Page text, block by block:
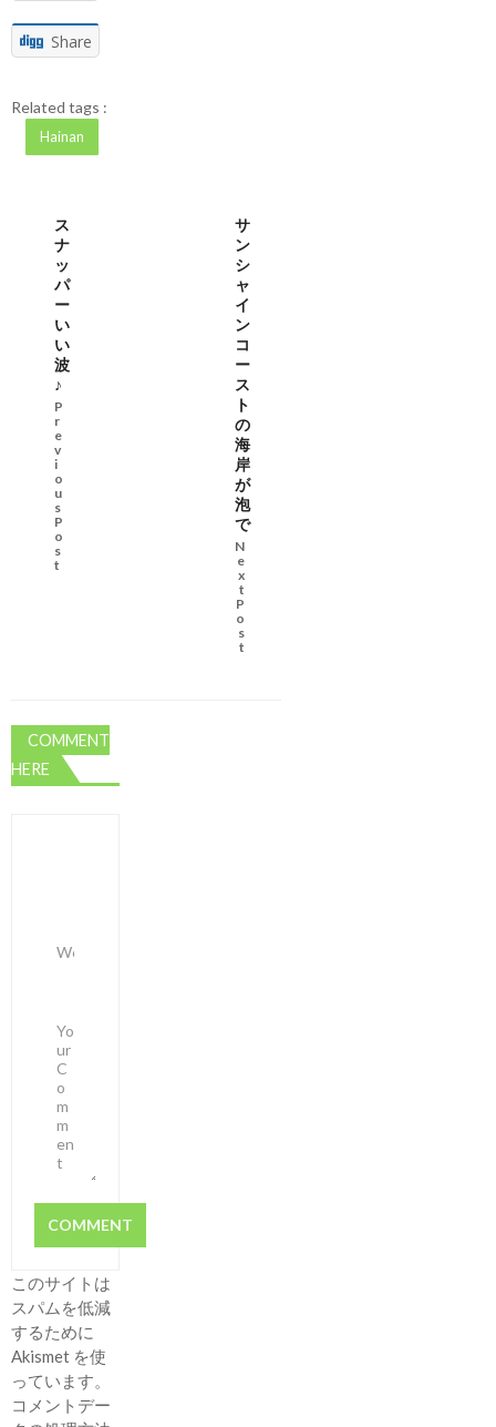
Share
Related tags :
Hainan
ス
ナ
ッ
パ
ー
い
い
波
♪
P
r
e
v
i
o
u
s
P
o
s
t
サ
ン
シ
ャ
イ
ン
コ
ー
ス
ト
の
海
岸
が
泡
で
N
e
x
t
P
o
s
t
COMMENT
HERE
このサイトは
スパムを低減
するために
Akismet を使
っています。
コメントデー